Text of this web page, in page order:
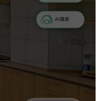
分鐘 /861m
分鐘 /836m
11.8分鐘 / 813m
13.4分鐘 /904m